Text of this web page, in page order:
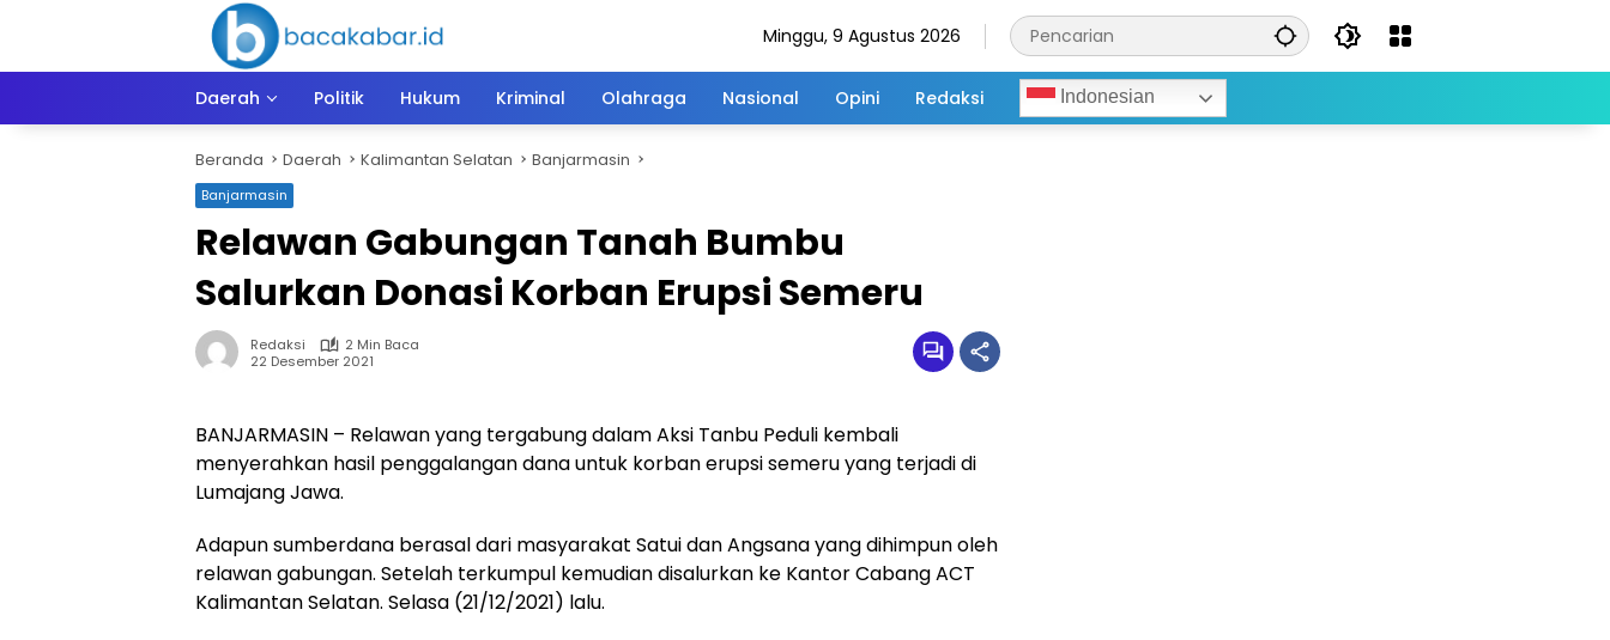
Minggu, 9 Agustus 2026
Daerah Politik Hukum Kriminal Olahraga Nasional Opini Redaksi Indonesian
Beranda Daerah Kalimantan Selatan Banjarmasin
Banjarmasin
Relawan Gabungan Tanah Bumbu
Salurkan Donasi Korban Erupsi Semeru
Redaksi
2 Min Baca
22 Desember 2021
BANJARMASIN – Relawan yang tergabung dalam Aksi Tanbu Peduli kembali
menyerahkan hasil penggalangan dana untuk korban erupsi semeru yang terjadi di
Lumajang Jawa.
Adapun sumberdana berasal dari masyarakat Satui dan Angsana yang dihimpun oleh
relawan gabungan. Setelah terkumpul kemudian disalurkan ke Kantor Cabang ACT
Kalimantan Selatan. Selasa (21/12/2021) lalu.